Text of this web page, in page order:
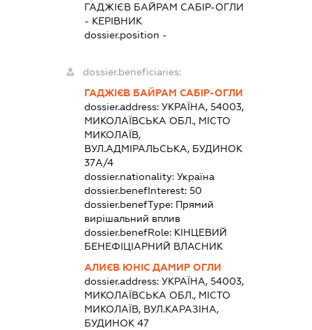
ГАДЖІЄВ БАЙРАМ САБІР-ОГЛИ
- КЕРІВНИК
dossier.position -
dossier.beneficiaries:
ГАДЖІЄВ БАЙРАМ САБІР-ОГЛИ
dossier.address:УКРАЇНА, 54003,
МИКОЛАЇВСЬКА ОБЛ., МІСТО
МИКОЛАЇВ,
ВУЛ.АДМІРАЛЬСЬКА, БУДИНОК
37А/4
dossier.nationality:Україна
dossier.benefInterest:50
dossier.benefType: Прямий
вирішальний вплив
dossier.benefRole: КІНЦЕВИЙ
БЕНЕФІЦІАРНИЙ ВЛАСНИК
АЛИЄВ ЮНІС ДАМИР ОГЛИ
dossier.address:УКРАЇНА, 54003,
МИКОЛАЇВСЬКА ОБЛ., МІСТО
МИКОЛАЇВ, ВУЛ.КАРАЗІНА,
БУДИНОК 47